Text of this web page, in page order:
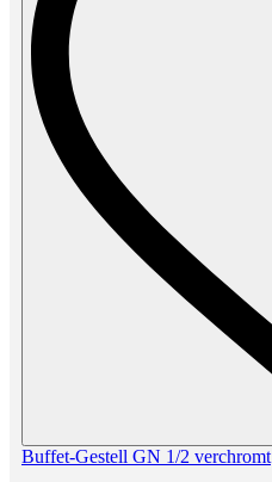
Buffet-Gestell GN 1/2 verchromt